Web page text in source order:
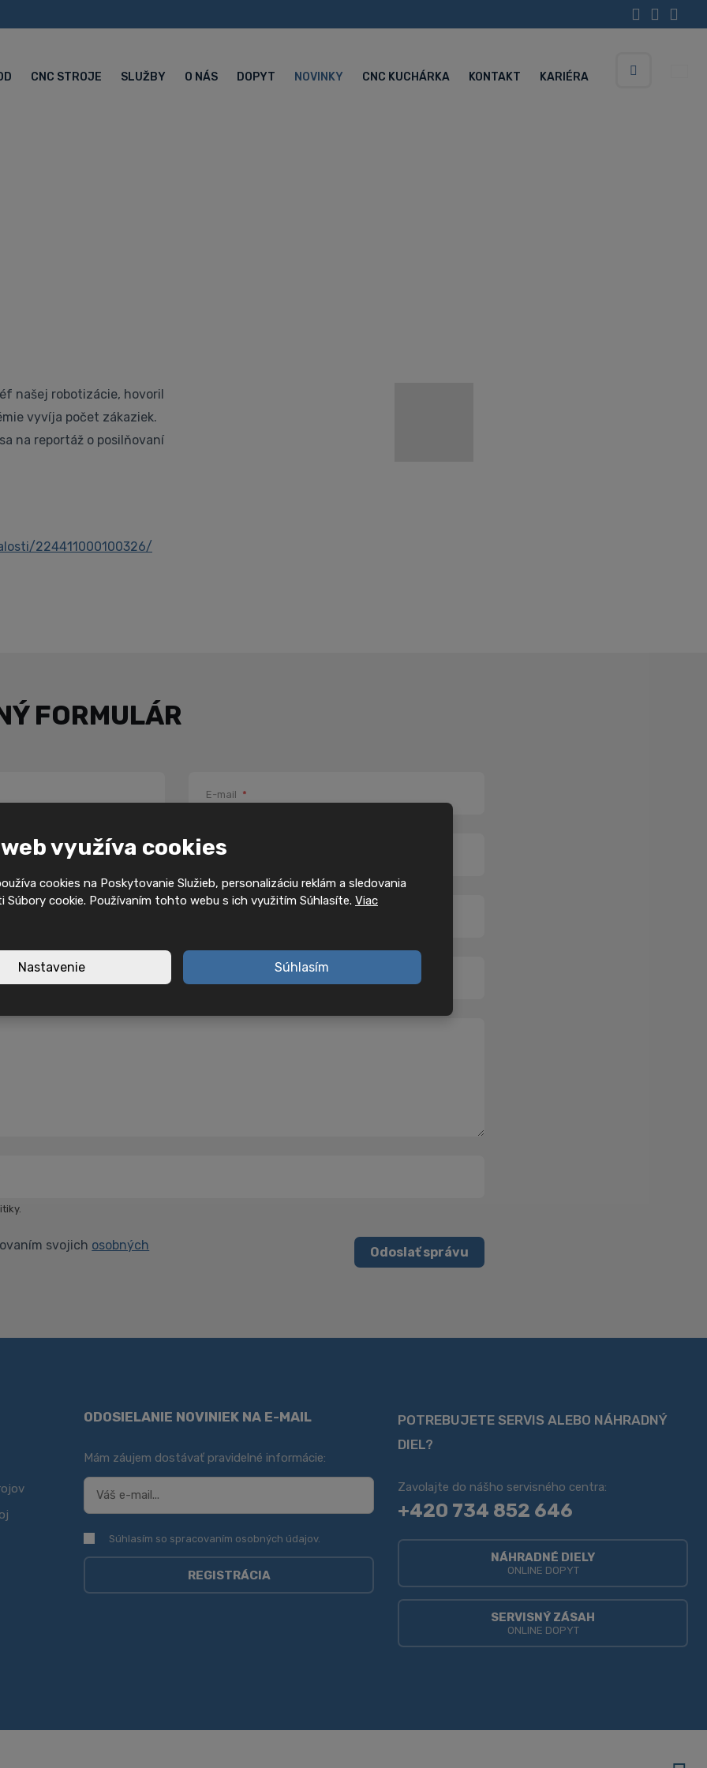
CNC STROJE SLUŽBY O NÁS DOPYT NOVINKY CNC KUCHÁRKA KONTAKT KARIÉRA
našej robotizácie, hovoril
vyvíja počet zákaziek.
na reportáž o posilňovaní
224411000100326/
FORMULÁR
E-mail *
Telefon
svojich osobných
Odoslať správu
ODOSIELANIE NOVINIEK NA E-MAIL
Mám záujem dostávať pravidelné informácie:
Súhlasím so spracovanímosobných údajov.
Súhlasím so spracovaním osobných údajov.
REGISTRÁCIA
POTREBUJETE SERVIS ALEBO NÁHRADNÝ
DIEL?
Zavolajte do nášho servisného centra:
+420 734 852 646
NÁHRADNÉ DIELY
ONLINE DOPYT
SERVISNÝ ZÁSAH
ONLINE DOPYT
využíva cookies
cookies na Poskytovanie Služieb, personalizáciu reklám a sledovania
Súbory cookie. Používaním tohto webu s ich využitím Súhlasíte. Viac
Nastavenie Súhlasím